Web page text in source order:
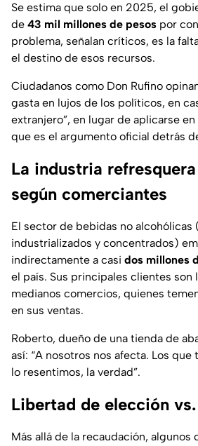
Se estima que solo en 2025, el
de 43 mil millones de pesos por
problema, señalan críticos, es la
el destino de esos recursos.
Ciudadanos como Don Rufino
gasta en lujos de los políticos, en
extranjero”, en lugar de aplicarse
que es el argumento oficial detrás
La industria
según comerciantes
El sector de bebidas no alcohólicas
industrializados y concentrados)
indirectamente a casi dos millones
el país. Sus principales clientes son
medianos comercios, quienes
en sus ventas.
Roberto, dueño de una tienda de
así: “A nosotros nos afecta. Los
lo resentimos, la verdad”.
Libertad de elección
Más allá de la recaudación, algunos